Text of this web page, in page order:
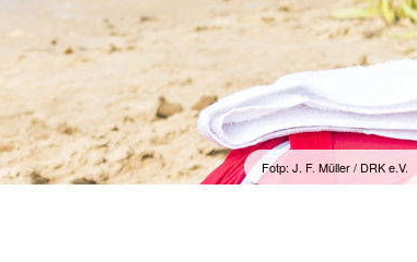
Fotp: J. F. Müller / DRK e.V.